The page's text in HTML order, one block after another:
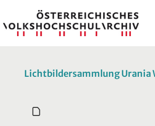
Lichtbildersammlung Urania